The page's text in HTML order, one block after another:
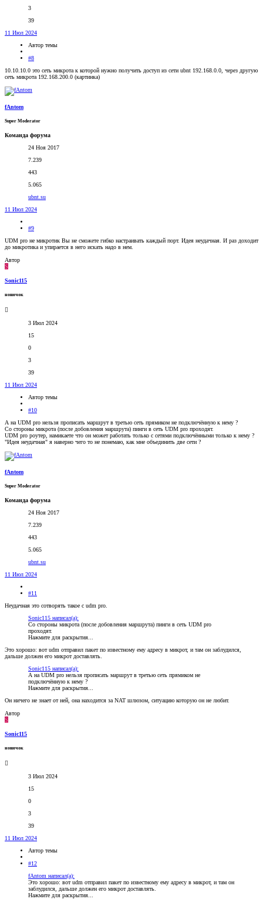
3
39
11 Июл 2024
Автор темы
#8
10.10.10.0 это сеть микрота к которой нужно получить доступ из сети ubnt 192.168.0.0, через другую
сеть микрота 192.168.200.0 (картинка)
fAntom
Super Moderator
Команда форума
24 Ноя 2017
7.239
443
5.065
ubnt.su
11 Июл 2024
#9
UDM pro не микротик Вы не сможете гибко настраивать каждый порт. Идея неудачная. И раз доходит
до микротика и упирается в него искать надо в нем.
Автор
S
Sonic115
новичок
3 Июл 2024
15
0
3
39
11 Июл 2024
Автор темы
#10
А на UDM pro нельзя прописать маршрут в третью сеть прямиком не подключённую к нему ?
Со стороны микрота (после добовления маршрута) пинги в сеть UDM pro проходят.
UDM pro роутер, намикаете что он может работать только с сетями подключёнными только к нему ?
"Идея неудачная" я наверно чего то не понемаю, как мне объединить две сети ?
fAntom
Super Moderator
Команда форума
24 Ноя 2017
7.239
443
5.065
ubnt.su
11 Июл 2024
#11
Неудачная это сотворять такое с udm pro.
Sonic115 написал(а):
Со стороны микрота (после добовления маршрута) пинги в сеть UDM pro
проходят.
Нажмите для раскрытия...
Это хорошо: вот udm отправил пакет по известному ему адресу в микрот, и там он заблудился,
дальше должен его микрот доставлять.
Sonic115 написал(а):
А на UDM pro нельзя прописать маршрут в третью сеть прямиком не
подключённую к нему ?
Нажмите для раскрытия...
Он ничего не знает от ней, она находится за NAT шлюзом, ситуацию которую он не любит.
Автор
S
Sonic115
новичок
3 Июл 2024
15
0
3
39
11 Июл 2024
Автор темы
#12
fAntom написал(а):
Это хорошо: вот udm отправил пакет по известному ему адресу в микрот, и там он
заблудился, дальше должен его микрот доставлять.
Нажмите для раскрытия...